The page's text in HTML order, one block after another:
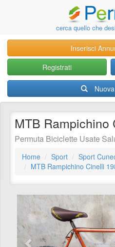
cerca quello che
Inserisci
Registrati
MTB Rampichino
Permuta Biciclette Usate
Home Sport Sport
MTB Rampichino Cinelli